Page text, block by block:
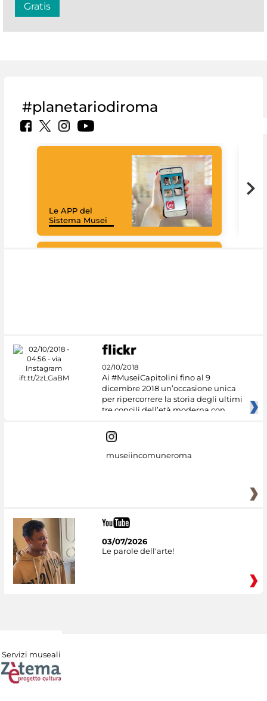
Gratis
#planetariodiroma
Le APP del
Sistema Musei
02/10/2018
Ai #MuseiCapitolini fino al 9
dicembre 2018 un’occasione unica
per ripercorrere la storia degli ultimi
tre concili dell’età moderna con
museiincomuneroma
03/07/2026
Le parole dell'arte!
Servizi museali